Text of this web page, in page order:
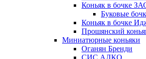
Коньяк в бочке
Буковые
Коньяк в бочке
Прошянский
Миниатюрные коньяки
Оганян Бренди
СИС АЛКО